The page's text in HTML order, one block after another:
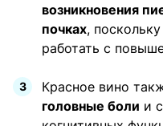
возникновения
почках,
работать с
Красное вино
головные боли и